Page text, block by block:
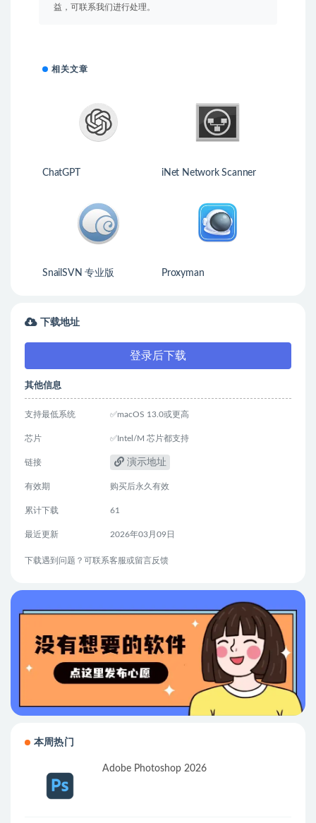
益，可联系我们进行处理。
相关文章
ChatGPT iNet Network Scanner
SnailSVN 专业版 Proxyman
下载地址
登录后下载
其他信息
支持最低系统 ✅macOS 13.0或更高
芯片 ✅Intel/M 芯片都支持
链接 演示地址
有效期 购买后永久有效
累计下载 61
最近更新 2026年03月09日
下载遇到问题？可联系客服或留言反馈
本周热门
Adobe Photoshop 2026